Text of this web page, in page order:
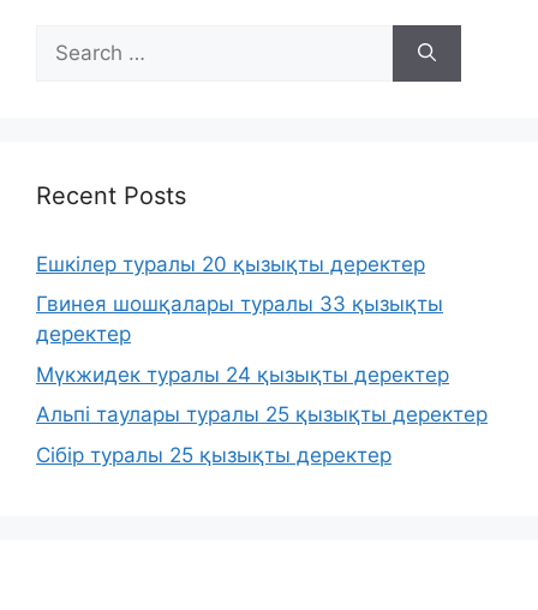
for:
Recent Posts
Ешкілер туралы 20 қызықты деректер
Гвинея шошқалары туралы 33 қызықты
деректер
Мүкжидек туралы 24 қызықты деректер
Альпі таулары туралы 25 қызықты деректер
Сібір туралы 25 қызықты деректер